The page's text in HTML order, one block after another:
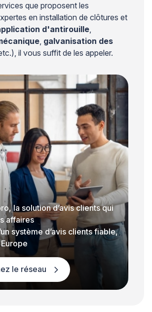
que proposent les
en installation de clôtures et
d'antirouille,
, galvanisation des
il vous suffit de les appeler.
la solution d’avis clients qui
affaires
système d’avis clients fiable,
le réseau